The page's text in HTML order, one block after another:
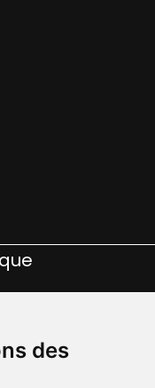
des
et services communaux